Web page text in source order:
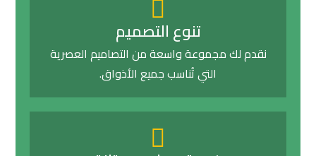
تنوع التصميم
نقدم لك مجموعة واسعة من التصاميم العصرية
التي تُناسب جميع الأذواق.